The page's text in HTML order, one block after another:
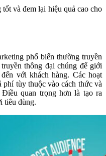
và đem lại hiệu quả cao cho
phổ biến thường truyền
thông đại chúng để giới
với khách hàng. Các hoạt
phí tùy thuộc vào cách thức và
quan trọng hơn là tạo ra
tiêu dùng.